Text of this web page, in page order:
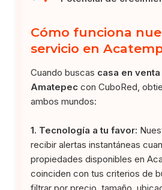
Cómo funciona
servicio en
Cuando buscas casa en
Amatepec con CuboRed,
ambos mundos:
1. Tecnología a tu favor:
recibir alertas instantáneas
propiedades disponibles en
coinciden con tus criterios de
filtrar por precio, tamaño,